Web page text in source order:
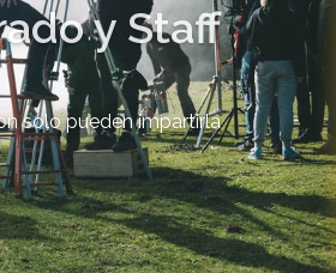
y Staff
solo pueden impartirla